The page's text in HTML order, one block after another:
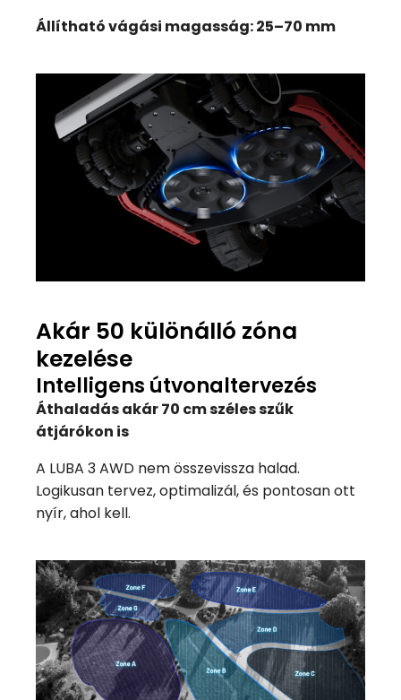
Állítható vágási magasság: 25–70 mm
Akár 50 különálló zóna
kezelése
Intelligens útvonaltervezés
Áthaladás akár 70 cm széles szűk
átjárókon is
A LUBA 3 AWD nem összevissza halad.
Logikusan tervez, optimalizál, és pontosan ott
nyír, ahol kell.